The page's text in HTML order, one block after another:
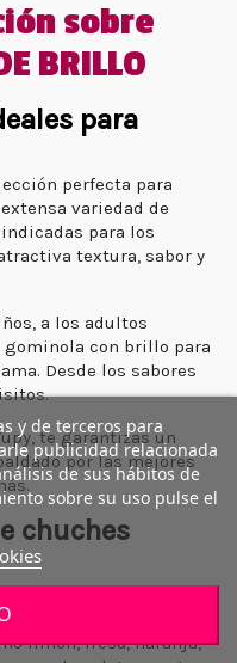
sobre
BRILLO
para
perfecta para
variedad de
para los
textura, sabor y
a los adultos
con brillo para
Desde los sabores
te garantizas un
por las mejores
chuches
Puedes encontrar
limón, fresa, naranja,
y de terceros para
publicidad relacionada
de sus hábitos de
sobre su uso pulse el